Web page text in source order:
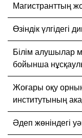
Магистранттың
Өзіндік үлгідегі
Білім алушылар
бойынша
Жоғары оқу
институтының
Әдеп жөніндегі